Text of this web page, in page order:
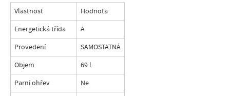
Vlastnost Hodnota
Energetická třída A
Provedení SAMOSTATNÁ
Objem 69 l
Parní ohřev Ne